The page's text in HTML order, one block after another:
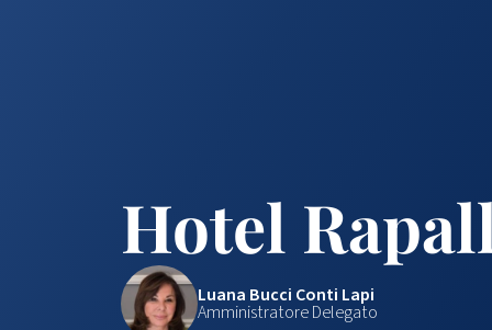
Hotel
Luana Bucci Conti Lapi
Amministratore Delegato